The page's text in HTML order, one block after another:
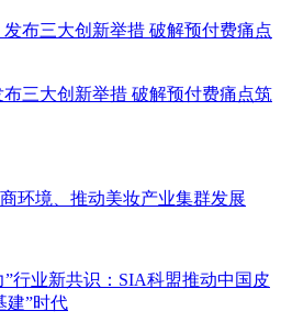
三大创新举措 破解预付费痛点筑
环境、推动美妆产业集群发展